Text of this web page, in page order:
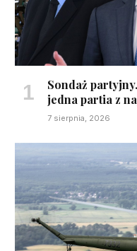
Sondaż
jedna partia z
7 sierpnia, 2026